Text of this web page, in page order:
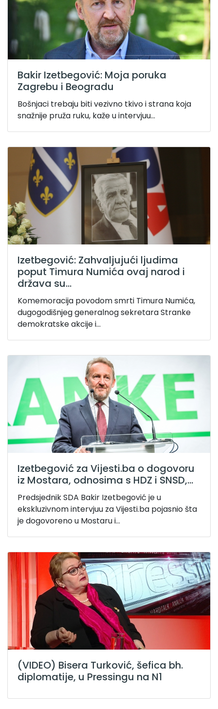
Bakir Izetbegović: Moja poruka
Zagrebu i Beogradu
Bošnjaci trebaju biti vezivno tkivo i strana koja
snažnije pruža ruku, kaže u intervjuu...
Izetbegović: Zahvaljujući ljudima
poput Timura Numića ovaj narod i
država su...
Komemoracija povodom smrti Timura Numića,
dugogodišnjeg generalnog sekretara Stranke
demokratske akcije i...
Izetbegović za Vijesti.ba o dogovoru
iz Mostara, odnosima s HDZ i SNSD,...
Predsjednik SDA Bakir Izetbegović je u
ekskluzivnom intervjuu za Vijesti.ba pojasnio šta
je dogovoreno u Mostaru i...
(VIDEO) Bisera Turković, šefica bh.
diplomatije, u Pressingu na N1